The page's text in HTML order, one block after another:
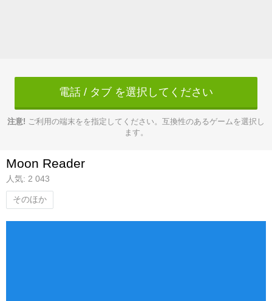
電話 / タブ を選択してください
注意! ご利用の端末をを指定してください。互換性のあるゲームを選択し
ます。
Moon Reader
人気: 2 043
そのほか